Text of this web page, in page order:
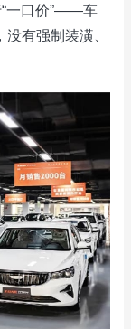
“一口价”——车
有强制装潢、